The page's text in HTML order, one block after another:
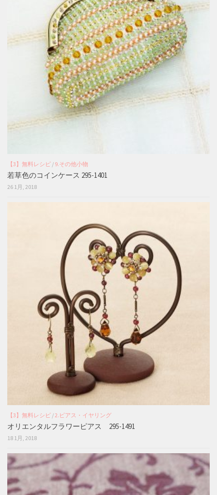
【3】無料レシピ / 9.その他小物
若草色のコインケース 295-1401
26 1月, 2018
【3】無料レシピ /2.ピアス・イヤリング
オリエンタルフラワーピアス 295-1491
18 1月, 2018